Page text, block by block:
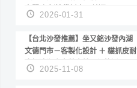
套服務 新娘備婚省心首選！
2026-01-31
【台北沙發推薦】坐又銘沙發內湖
文德門市－客製化設計 ＋ 貓抓皮耐
磨好清潔｜直營直銷、價格透明
高CP值打造夢想居家風格
2025-11-08